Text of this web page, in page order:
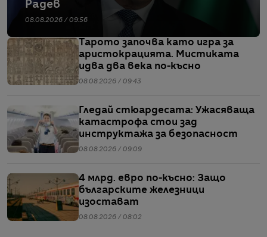
Радев
08.08.2026 / 09:56
Тарото започва като игра за
аристокрацията. Мистиката
идва два века по-късно
08.08.2026 / 09:43
Гледай стюардесата: Ужасяваща
катастрофа стои зад
инструктажа за безопасност
08.08.2026 / 09:09
4 млрд. евро по-късно: Защо
българските железници
изостават
08.08.2026 / 08:02